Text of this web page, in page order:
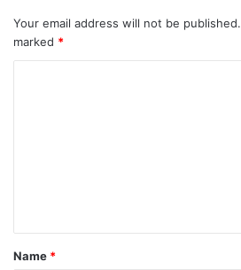
Your email address will not be published.
marked *
t
*
Name *